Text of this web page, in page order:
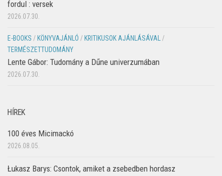
fordul : versek
2026.07.30.
E-BOOKS / KÖNYVAJÁNLÓ / KRITIKUSOK AJÁNLÁSÁVAL/
TERMÉSZETTUDOMÁNY
Lente Gábor: Tudomány a Dűne univerzumában
2026.07.30.
HÍREK
100 éves Micimackó
2026.08.05.
Łukasz Barys: Csontok, amiket a zsebedben hordasz